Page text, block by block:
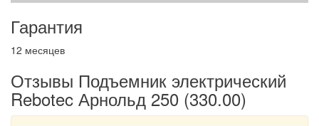
Гарантия
12 месяцев
Отзывы Подъемник электрический
Rebotec Арнольд 250 (330.00)